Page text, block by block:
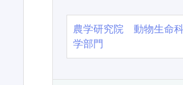
農学研究院 動物生命
学部門